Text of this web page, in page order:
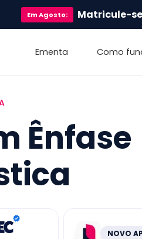
EmAgosto: Matricule-
Ementa Como
Ênfase
NOVO